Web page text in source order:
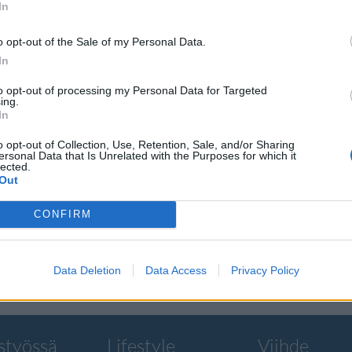
opt-out of the Sale of my Personal Data.
opt-out of processing my Personal Data for Targeted
opt-out of Collection, Use, Retention, Sale, and/or Sharing
Data that Is Unrelated with the Purposes for which it
CONFIRM
Data Deletion Data Access Privacy Policy
All I
musiikkia.
Lifestyle Viihde